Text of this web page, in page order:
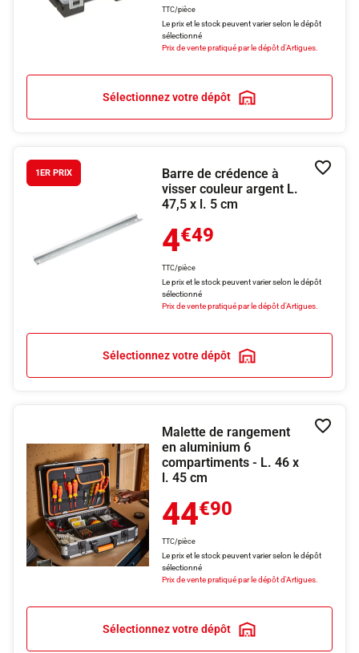
TTC/pièce
Le prix et le stock peuvent varier selon le dépôt
sélectionné
Prix de vente pratiqué par le dépôt d'Artigues.
Sélectionnez votre dépôt
1ER PRIX
Barre de crédence à
visser couleur argent L.
47,5 x l. 5 cm
4€49
TTC/pièce
Le prix et le stock peuvent varier selon le dépôt
sélectionné
Prix de vente pratiqué par le dépôt d'Artigues.
Sélectionnez votre dépôt
Malette de rangement
en aluminium 6
compartiments - L. 46 x
l. 45 cm
44€90
TTC/pièce
Le prix et le stock peuvent varier selon le dépôt
sélectionné
Prix de vente pratiqué par le dépôt d'Artigues.
Sélectionnez votre dépôt